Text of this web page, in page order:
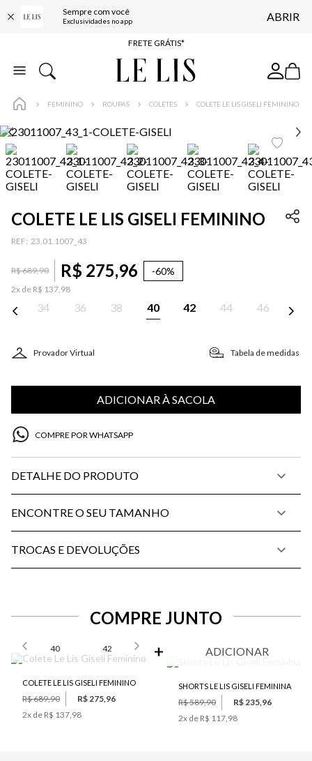
Sempre com você
Exclusividades no app ABRIR
ENTREGA EXPRESSA*
FRETE GRÁTIS*
BAIXE O APP
FEMININO ROUPAS COLETES COLETE LE LIS GISELI FEMININO
COLETE LE LIS GISELI FEMININO
: 23.01.1007_43
R$689,90 R$ 275,96 -60%
2x de R$ 137,98
34 36 38 40 42 44 46
Provador Virtual Tabela de medidas
ADICIONAR À SACOLA
COMPRE POR WHATSAPP
DETALHE DO PRODUTO
ENCONTRE O SEU TAMANHO
TROCAS E DEVOLUÇÕES
COMPRE JUNTO
40 42
COLETE LE LIS GISELI FEMININO
R$ 689,90
R$ 275,96
2x de R$ 137,98
ADICIONAR
SHORTS LE LIS GISELI FEMININA
R$ 589,90
R$ 235,96
2x de R$ 117,98